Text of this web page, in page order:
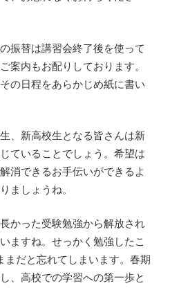
振替は講習会終了後を使って
案内もお配りしております。
の日程をあらかじめ紙に書い
、新高校生となる皆さんは新
ていることでしょう。希望は
消できるお手伝いができるよ
ましょうね。
かった受験勉強から解放され
ますね。せっかく勉強したこ
まだと忘れてしまいます。春期
、高校での学習への第一歩と